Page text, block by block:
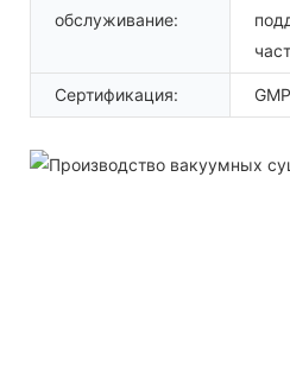
обслуживание:
Сертификация: